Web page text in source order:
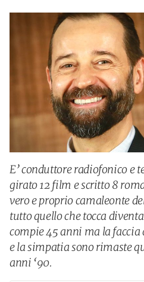
E’ conduttore radiofonico e
girato 12 film e scritto 8
vero e proprio camaleonte
tutto quello che tocca
compie 45 anni ma la
e la simpatia sono rimaste
anni ‘90.